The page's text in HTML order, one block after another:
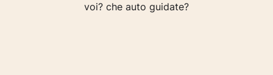
voi? che auto guidate?